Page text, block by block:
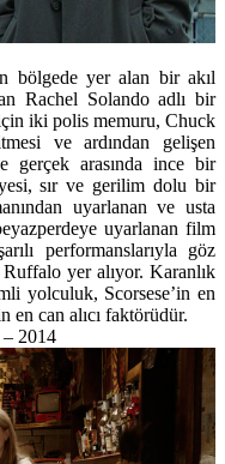
bölgede yer alan bir akıl
Rachel Solando adlı bir
iki polis memuru, Chuck
ve ardından gelişen
gerçek arasında ince bir
sır ve gerilim dolu bir
uyarlanan ve usta
uyarlanan film
performanslarıyla göz
yer alıyor. Karanlık
yolculuk, Scorsese’in en
en can alıcı faktörüdür.
2014